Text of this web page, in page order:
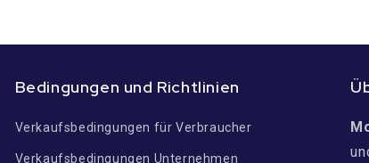
Bedingungen und Richtlinien
Verkaufsbedingungen für Verbraucher
Verkaufsbedingungen Unternehmen